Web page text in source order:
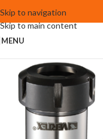
Skip to navigation
Skip to main content
MENU